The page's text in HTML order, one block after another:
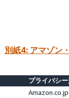
別紙4: アマゾン
プライバシ